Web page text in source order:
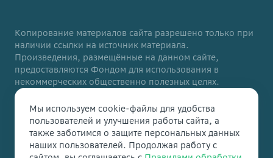
Копирование материалов сайта разрешено только при
наличии ссылки на источник материала.
Произведения, размещённые на данном сайте,
предоставляются Фондом для использования в
некоммерческих общественно полезных целях.
Данный сайт адаптирован для людей с ограниченными
возможностями здоровья. Если вы столкнулись с
трудностями при использовании нашего сайта,
напишите нам наsupport@vbudushee.ru. Мы
постараемся вам помочь.
Мы используем cookie-файлы для удобства
пользователей и улучшения работы сайта, а
также заботимся о защите персональных данных
наших пользователей. Продолжая работу с